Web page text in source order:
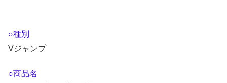
○種別
Vジャンプ
○商品名